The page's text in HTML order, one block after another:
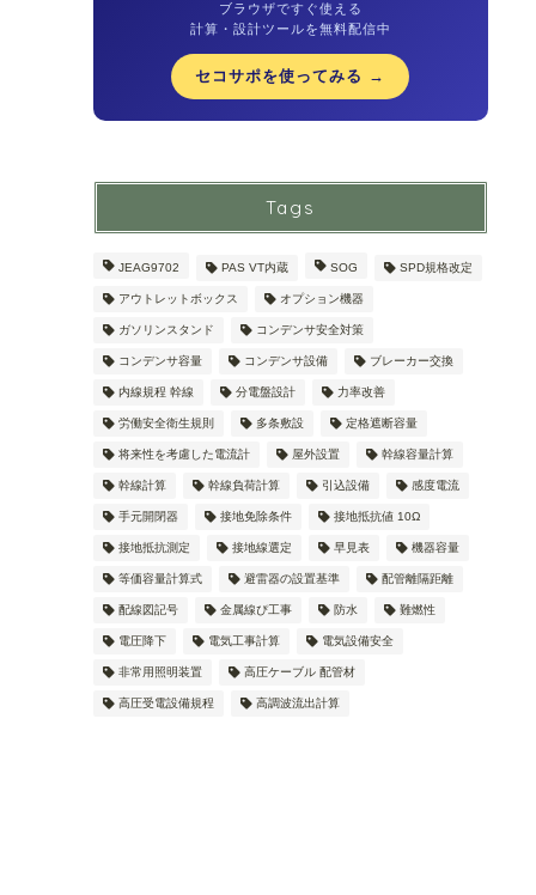
ブラウザですぐ使える
計算・設計ツールを無料配信中
セコサポを使ってみる →
Tags
JEAG9702 PAS VT内蔵 SOG SPD規格改定
アウトレットボックス オプション機器
ガソリンスタンド コンデンサ安全対策
コンデンサ容量 コンデンサ設備 ブレーカー交換
内線規程 幹線 分電盤設計 力率改善
労働安全衛生規則 多条敷設 定格遮断容量
将来性を考慮した電流計 屋外設置 幹線容量計算
幹線計算 幹線負荷計算 引込設備 感度電流
手元開閉器 接地免除条件 接地抵抗値 10Ω
接地抵抗測定 接地線選定 早見表 機器容量
等価容量計算式 避雷器の設置基準 配管離隔距離
配線図記号 金属線ぴ工事 防水 難燃性
電圧降下 電気工事計算 電気設備安全
非常用照明装置 高圧ケーブル 配管材
高圧受電設備規程 高調波流出計算